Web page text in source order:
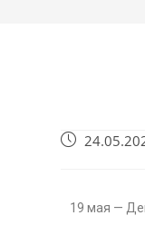
19 мая —